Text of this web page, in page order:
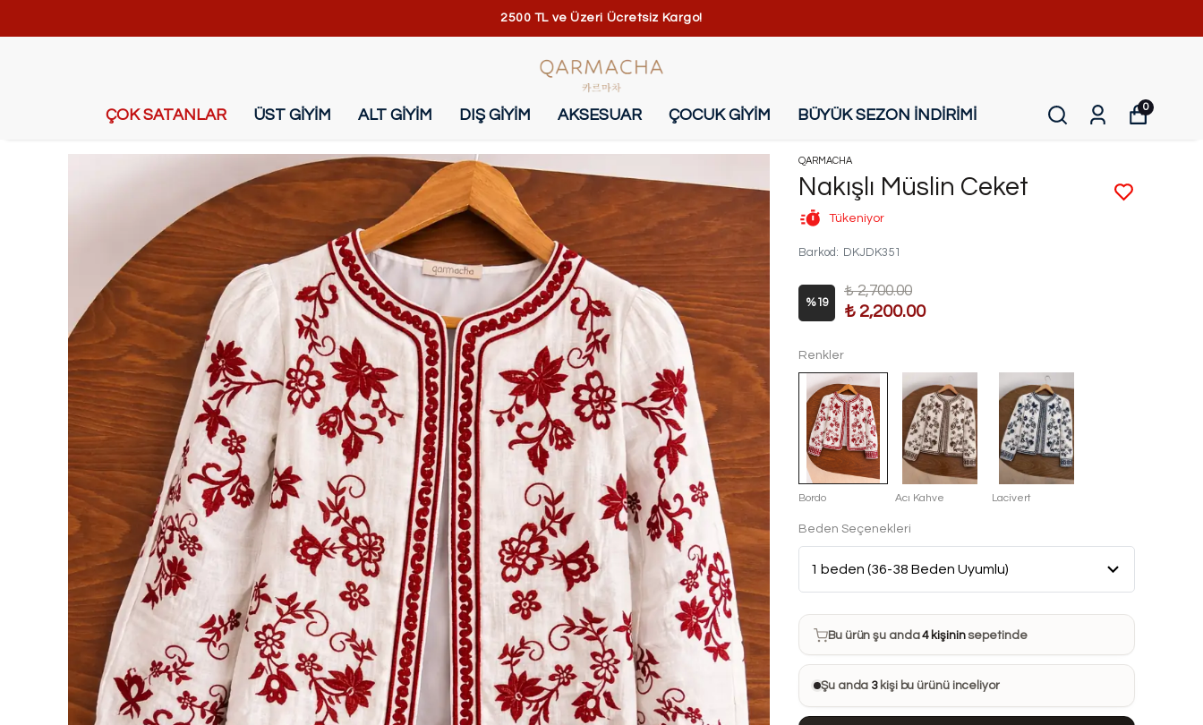
2500 TL ve Üzeri Ücretsiz Kargo!
ÇOK SATANLAR ÜST GİYİM ALT GİYİM DIŞ GİYİM AKSESUAR ÇOCUK GİYİM BÜYÜK SEZON İNDİRİMİ 0
QARMACHA
Nakışlı Müslin Ceket
Tükeniyor
Barkod : DKJDK351
%19
₺ 2,700.00
₺ 2,200.00
Renkler
Bordo Acı Kahve Lacivert
Beden Seçenekleri
Bu ürün son 7 günde8 kezsatın alındı
Bu ürün şu anda4 kişininsepetinde
Bu ürünü 29 kişi favorilerine ekledi
Bu ürün son 24 saatte57 kezgörüntülendi
Şu anda 3kişi bu ürünü inceliyor